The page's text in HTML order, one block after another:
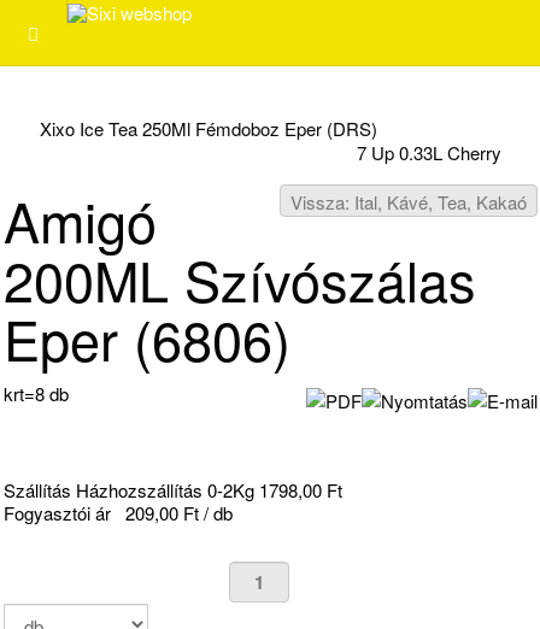
Xixo Ice Tea 250Ml Fémdoboz Eper (DRS)
7 Up 0.33L Cherry
Vissza: Ital, Kávé, Tea, Kakaó
Amigó
200ML Szívószálas
Eper (6806)
krt=8 db
Szállítás Házhozszállítás 0-2Kg 1798,00 Ft
Fogyasztói ár 209,00 Ft / db